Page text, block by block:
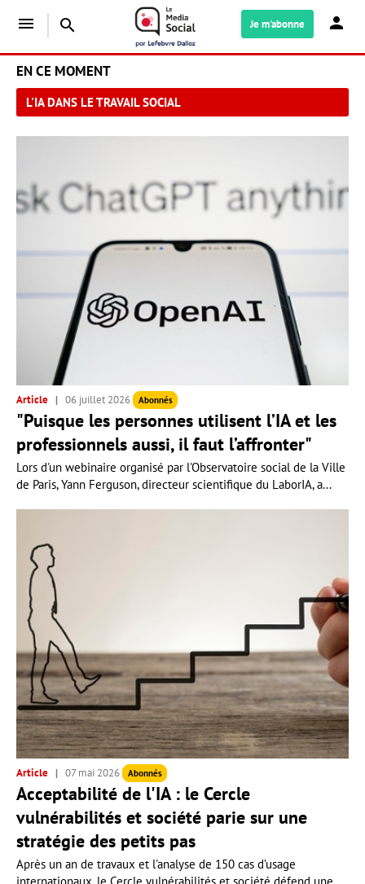
menu search Je m'abonne
EN CE MOMENT
L'IA DANS LE TRAVAIL SOCIAL
Article 06 juillet 2026 Abonnés
"Puisque les personnes utilisent l’IA et les
professionnels aussi, il faut l’affronter"
Lors d'un webinaire organisé par l'Observatoire social de la Ville
de Paris, Yann Ferguson, directeur scientifique du LaborIA, a...
Article 07 mai 2026 Abonnés
Acceptabilité de l'IA : le Cercle
vulnérabilités et société parie sur une
stratégie des petits pas
Après un an de travaux et l'analyse de 150 cas d’usage